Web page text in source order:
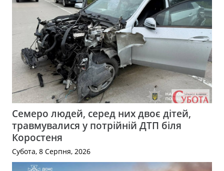
Семеро людей, серед них двоє дітей,
травмувалися у потрійній ДТП біля
Коростеня
Субота, 8 Серпня, 2026